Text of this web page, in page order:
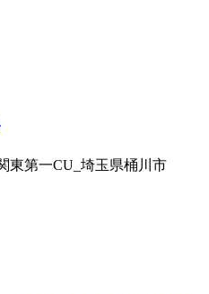
東第一CU_埼玉県桶川市